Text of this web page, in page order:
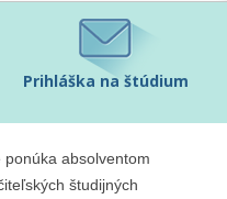
Prihláška na štúdium
absolventom
študijných